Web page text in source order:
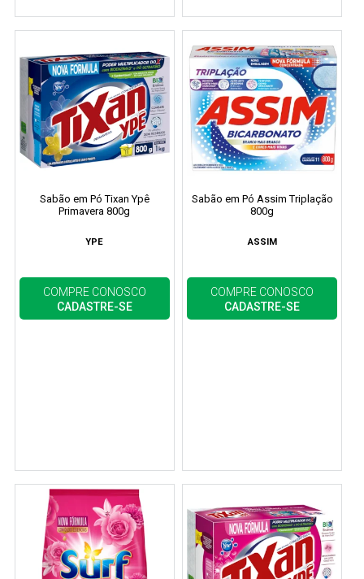
Sabão em Pó Tixan Ypê
Primavera 800g
YPE
COMPRE CONOSCO
CADASTRE-SE
Sabão em Pó Assim Triplação
800g
ASSIM
COMPRE CONOSCO
CADASTRE-SE